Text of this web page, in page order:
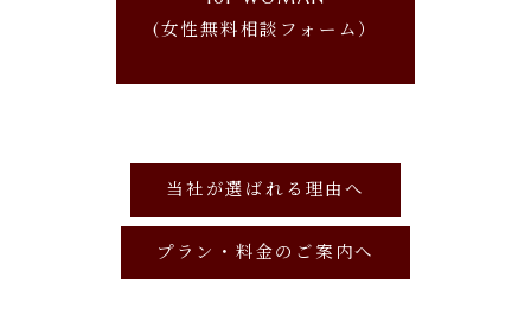
(女性無料相談フォーム）
当社が選ばれる理由へ
プラン・料金のご案内へ